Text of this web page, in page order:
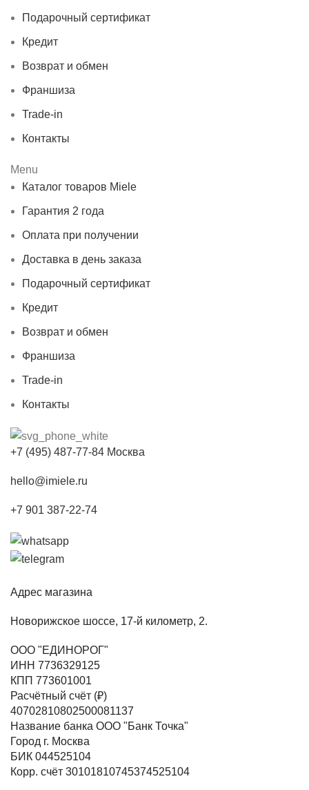
Подарочный сертификат
Кредит
Возврат и обмен
Франшиза
Trade-in
Контакты
Menu
Каталог товаров Miele
Гарантия 2 года
Оплата при получении
Доставка в день заказа
Подарочный сертификат
Кредит
Возврат и обмен
Франшиза
Trade-in
Контакты
+7 (495) 487-77-84 Москва
hello@imiele.ru
+7 901 387-22-74
Адрес магазина
Новорижское шоссе, 17-й километр, 2.
ООО "ЕДИНОРОГ"
ИНН 7736329125
КПП 773601001
Расчётный счёт (₽)
40702810802500081137
Название банка ООО "Банк Точка"
Город г. Москва
БИК 044525104
Корр. счёт 30101810745374525104